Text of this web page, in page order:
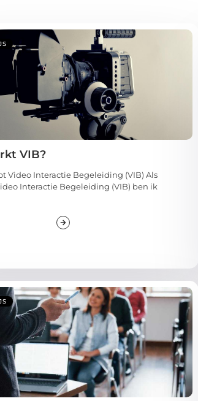
VIB?
Video Interactie Begeleiding (VIB) Als
Interactie Begeleiding (VIB) ben ik